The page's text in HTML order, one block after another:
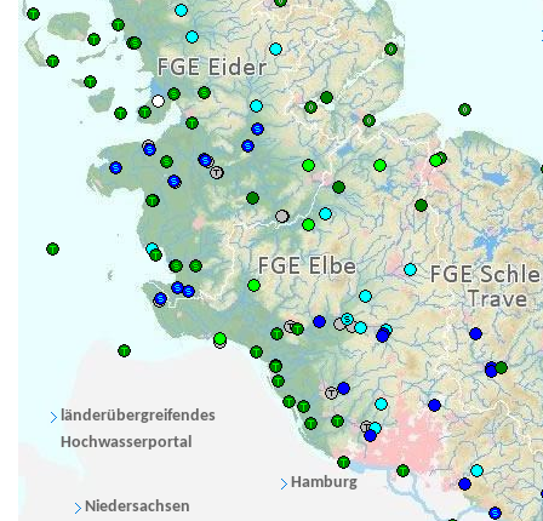
Niedersachsen
Hamburg
länderübergreifendes
Hochwasserportal